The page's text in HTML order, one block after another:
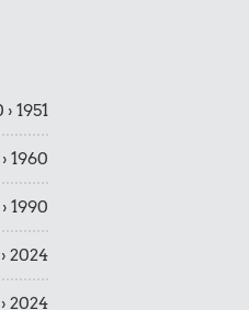
› 1951
1960
1990
2024
2024